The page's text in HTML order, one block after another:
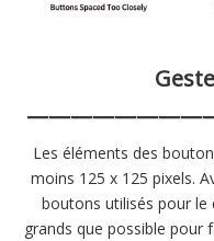
Les éléments des
moins 125 x 125 pixels.
boutons utilisés pour le
grands que possible pour